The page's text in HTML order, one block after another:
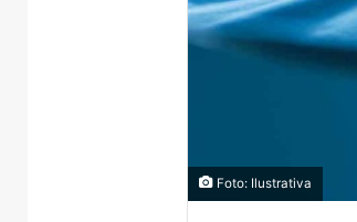
Foto: Ilustrativa